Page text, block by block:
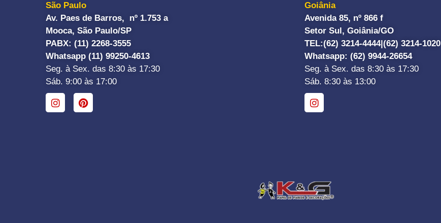
São Paulo
Av. Paes de Barros, nº 1.753 a
Mooca, São Paulo/SP
PABX: (11) 2268-3555
Whatsapp (11) 99250-4613
Seg. à Sex. das 8:30 às 17:30
Sáb. 9:00 às 17:00
Goiânia
Avenida 85, nº 866 f
Setor Sul, Goiânia/GO
TEL:(62) 3214-4444| (62) 3214-1020
Whatsapp: (62) 9944-26654
Seg. à Sex. das 8:30 às 17:30
Sáb. 8:30 às 13:00